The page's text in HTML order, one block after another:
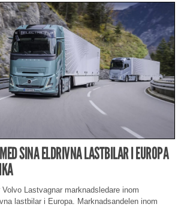
SINA ELDRIVNA LASTBILAR I EUROPA
Lastvagnar marknadsledare inom
lastbilar i Europa. Marknadsandelen inom